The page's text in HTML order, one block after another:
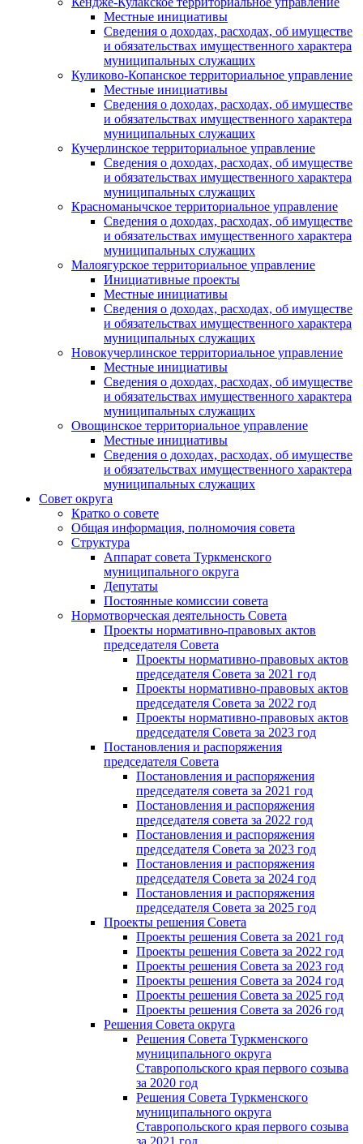
Местные инициативы
Сведения о доходах, расходах, об имуществе
и обязательствах имущественного характера
муниципальных служащих
Куликово-Копанское территориальное управление
Местные инициативы
Сведения о доходах, расходах, об имуществе
и обязательствах имущественного характера
муниципальных служащих
Кучерлинское территориальное управление
Сведения о доходах, расходах, об имуществе
и обязательствах имущественного характера
муниципальных служащих
Красноманычское территориальное управление
Сведения о доходах, расходах, об имуществе
и обязательствах имущественного характера
муниципальных служащих
Малоягурское территориальное управление
Инициативные проекты
Местные инициативы
Сведения о доходах, расходах, об имуществе
и обязательствах имущественного характера
муниципальных служащих
Новокучерлинское территориальное управление
Местные инициативы
Сведения о доходах, расходах, об имуществе
и обязательствах имущественного характера
муниципальных служащих
Овощинское территориальное управление
Местные инициативы
Сведения о доходах, расходах, об имуществе
и обязательствах имущественного характера
муниципальных служащих
Совет округа
Кратко о совете
Общая информация, полномочия совета
Структура
Аппарат совета Туркменского
муниципального округа
Депутаты
Постоянные комиссии совета
Нормотворческая деятельность Совета
Проекты нормативно-правовых актов
председателя Cовета
Проекты нормативно-правовых актов
председателя Cовета за 2021 год
Проекты нормативно-правовых актов
председателя Cовета за 2022 год
Проекты нормативно-правовых актов
председателя Cовета за 2023 год
Постановления и распоряжения
председателя Cовета
Постановления и распоряжения
председателя совета за 2021 год
Постановления и распоряжения
председателя совета за 2022 год
Постановления и распоряжения
председателя Cовета за 2023 год
Постановления и распоряжения
председателя Cовета за 2024 год
Постановления и распоряжения
председателя Cовета за 2025 год
Проекты решения Cовета
Проекты решения Совета за 2021 год
Проекты решения Совета за 2022 год
Проекты решения Cовета за 2023 год
Проекты решения Совета за 2024 год
Проекты решения Совета за 2025 год
Проекты решения Совета за 2026 год
Решения Совета округа
Решения Совета Туркменского
муниципального округа
Ставропольского края первого созыва
за 2020 год
Решения Совета Туркменского
муниципального округа
Ставропольского края первого созыва
за 2021 год